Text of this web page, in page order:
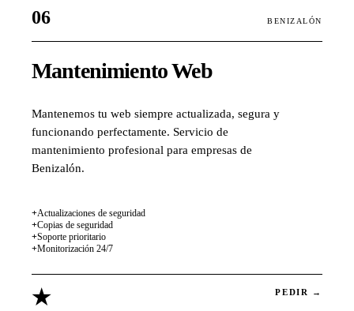
06 BENIZALÓN
Mantenimiento Web
Mantenemos tu web siempre actualizada, segura y
funcionando perfectamente. Servicio de
mantenimiento profesional para empresas de
Benizalón.
+Actualizaciones de seguridad
+Copias de seguridad
+Soporte prioritario
+Monitorización 24/7
★ PEDIR →